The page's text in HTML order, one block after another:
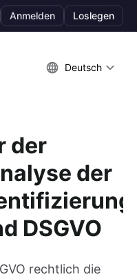
Anmelden Loslegen
Deutsch
der
der
DSGVO
rechtlich die